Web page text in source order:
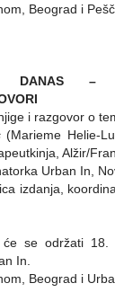
Beograd i
DANAS –
i razgovor o
(Marieme Helie-
Alžir/
Urban In,
izdanja,
će se održati
In.
Beograd i